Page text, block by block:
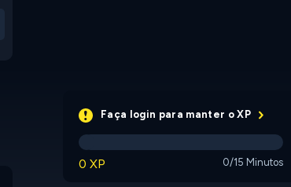
Faça login para manter o XP
0 XP 0/15 Minutos